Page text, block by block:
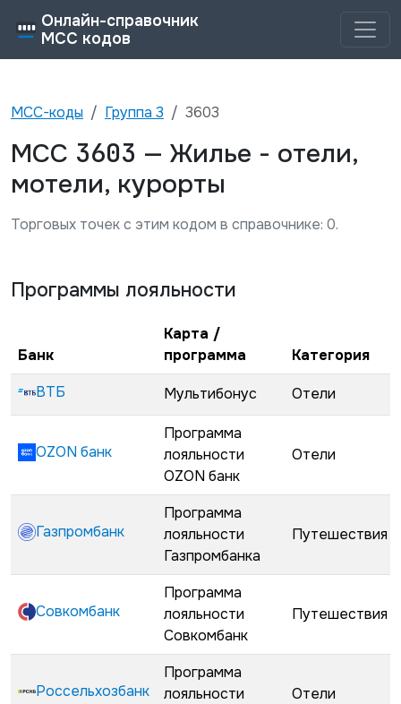
Онлайн-справочник
MCC кодов
MCC-коды Группа 3 3603
MCC 3603 — Жилье - отели,
мотели, курорты
Торговых точек с этим кодом в справочнике: 0.
Программы лояльности
Банк
Карта /
программа
Категория
ВТБ
Мультибонус Отели
OZON банк
Программа
лояльности
OZON банк
Отели
Газпромбанк
Программа
лояльности
Газпромбанка
Путешествия
Совкомбанк
Программа
лояльности
Совкомбанк
Путешествия
Россельхозбанк
Программа
лояльности
Отели